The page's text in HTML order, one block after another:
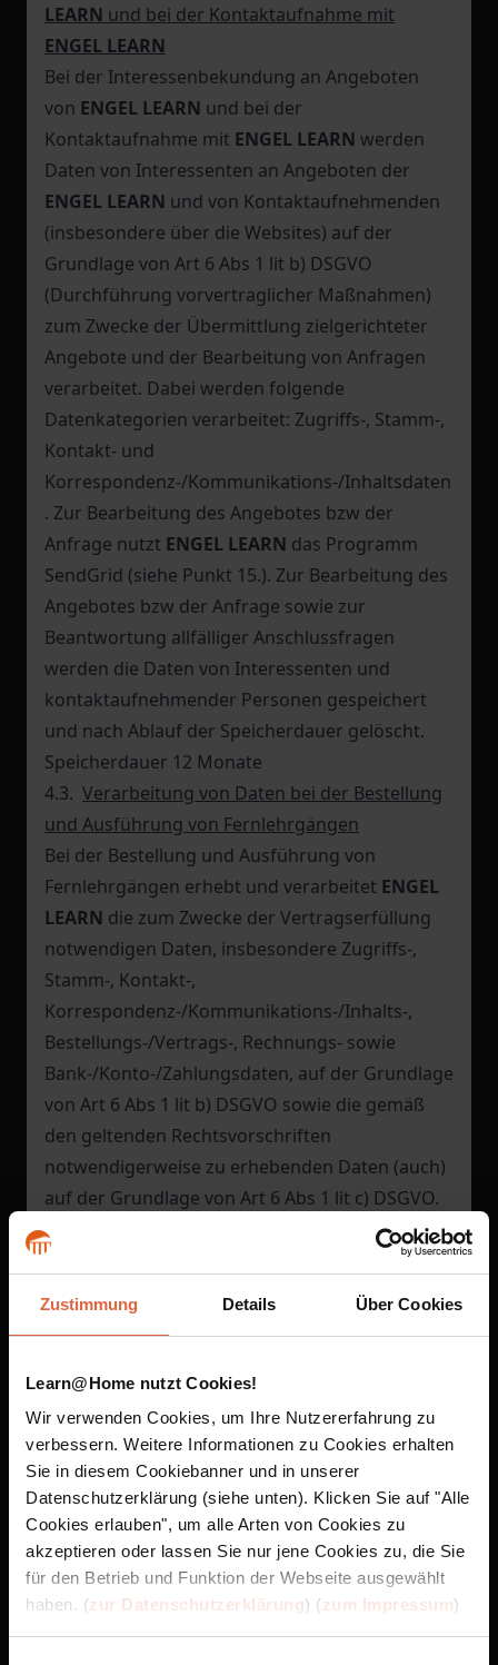
Zustimmung Details Über Cookies
Learn@Home nutzt Cookies!
Wir verwenden Cookies, um Ihre Nutzererfahrung zu
verbessern. Weitere Informationen zu Cookies erhalten
Sie in diesem Cookiebanner und in unserer
Datenschutzerklärung (siehe unten). Klicken Sie auf "Alle
Cookies erlauben", um alle Arten von Cookies zu
akzeptieren oder lassen Sie nur jene Cookies zu, die Sie
für den Betrieb und Funktion der Webseite ausgewählt
haben. (zur Datenschutzerklärung) (zum Impressum)
LEARN und bei der Kontaktaufnahme mit
ENGEL LEARN
Bei der Interessenbekundung an Angeboten
von ENGEL LEARN und bei der
Kontaktaufnahme mit ENGEL LEARN werden
Daten von Interessenten an Angeboten der
ENGEL LEARN und von Kontaktaufnehmenden
(insbesondere über die Websites) auf der
Grundlage von Art 6 Abs 1 lit b) DSGVO
(Durchführung vorvertraglicher Maßnahmen)
zum Zwecke der Übermittlung zielgerichteter
Angebote und der Bearbeitung von Anfragen
verarbeitet. Dabei werden folgende
Datenkategorien verarbeitet: Zugriffs-, Stamm-,
Kontakt- und
Korrespondenz-/Kommunikations-/Inhaltsdaten
. Zur Bearbeitung des Angebotes bzw der
Anfrage nutzt ENGEL LEARN das Programm
SendGrid (siehe Punkt 15.). Zur Bearbeitung des
Angebotes bzw der Anfrage sowie zur
Beantwortung allfälliger Anschlussfragen
werden die Daten von Interessenten und
kontaktaufnehmender Personen gespeichert
und nach Ablauf der Speicherdauer gelöscht.
Speicherdauer 12 Monate
4.3. Verarbeitung von Daten bei der Bestellung
und Ausführung von Fernlehrgängen
Bei der Bestellung und Ausführung von
Fernlehrgängen erhebt und verarbeitet ENGEL
LEARN die zum Zwecke der Vertragserfüllung
notwendigen Daten, insbesondere Zugriffs-,
Stamm-, Kontakt-,
Korrespondenz-/Kommunikations-/Inhalts-,
Bestellungs-/Vertrags-, Rechnungs- sowie
Bank-/Konto-/Zahlungsdaten, auf der Grundlage
von Art 6 Abs 1 lit b) DSGVO sowie die gemäß
den geltenden Rechtsvorschriften
notwendigerweise zu erhebenden Daten (auch)
auf der Grundlage von Art 6 Abs 1 lit c) DSGVO.
Die Daten werden so lange verarbeitet und
gespeichert, wie dies für die Erfüllung der
Gründen notwendig ist.
Sofern dies zum Zwecke der Erfüllung des
Vertrages erforderlich ist, werden Daten von
Kunden auf der Grundlage von Art 6 Abs 1 lit b)
DSGVO auch an die mit der Abwicklung des
Vertragsverhältnisses befassten
Erfüllungsgehilfen vonENGEL LEARN(wie
Lehrpersonen und Trainer) und an derENGEL
LEARNnicht zurechenbare Vertragspartner